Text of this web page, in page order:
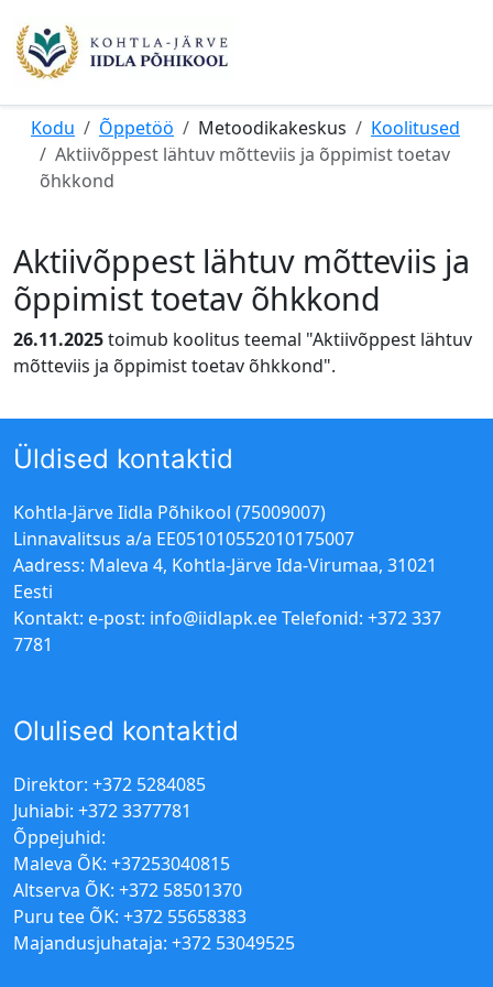
Kodu Õppetöö Metoodikakeskus
Koolitused
Aktiivõppest lähtuv mõtteviis ja õppimist toetav
õhkkond
Aktiivõppest lähtuv mõtteviis ja
õppimist toetav õhkkond
26.11.2025toimub koolitus teemal "Aktiivõppest lähtuv
mõtteviis ja õppimist toetav õhkkond".
Üldised kontaktid
Kohtla-Järve Iidla Põhikool (75009007)
Linnavalitsus a/a EE051010552010175007
Aadress: Maleva 4, Kohtla-Järve Ida-Virumaa, 31021
Eesti
Kontakt: e-post: info@iidlapk.eeTelefonid: +372 337
7781
Olulised kontaktid
Direktor: +372 5284085
Juhiabi: +372 3377781
Õppejuhid:
Maleva ÕK: +37253040815
Altserva ÕK: +372 58501370
Puru tee ÕK: +372 55658383
Majandusjuhataja: +372 53049525